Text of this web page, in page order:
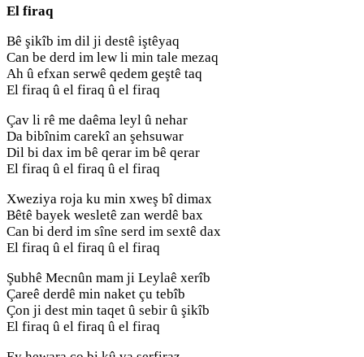
El firaq
Bê şikîb im dil ji destê iştêyaq
Can be derd im lew li min tale mezaq
Ah û efxan serwê qedem geştê taq
El firaq û el firaq û el firaq
Çav li rê me daêma leyl û nehar
Da bibînim carekî an şehsuwar
Dil bi dax im bê qerar im bê qerar
El firaq û el firaq û el firaq
Xweziya roja ku min xweş bî dimax
Bêtê bayek wesletê zan werdê bax
Can bi derd im sîne serd im sextê dax
El firaq û el firaq û el firaq
Şubhê Mecnûn mam ji Leylaê xerîb
Çareê derdê min naket çu tebîb
Çon ji dest min taqet û sebir û şikîb
El firaq û el firaq û el firaq